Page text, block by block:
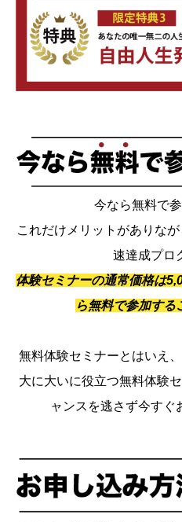
今なら無料で
これだけメリットがありな
速達成プロ
体験セミナーの通常価格は
ら無料で参加する
無料体験セミナーとはいえ
大に大いに役立つ無料体験
ャンスを逃さず今すぐ